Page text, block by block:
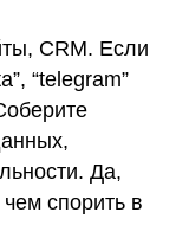
CRM. Если
“telegram”
Да,
спорить в